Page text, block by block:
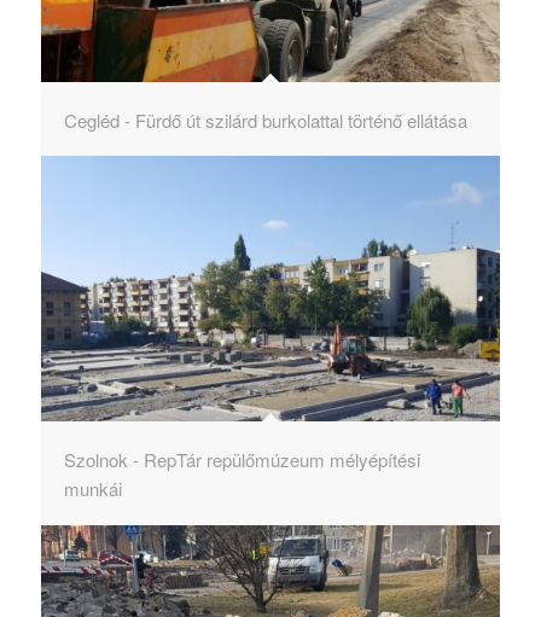
Cegléd - Fürdő út szilárd burkolattal történő ellátása
Szolnok - RepTár repülőmúzeum mélyépítési
munkái